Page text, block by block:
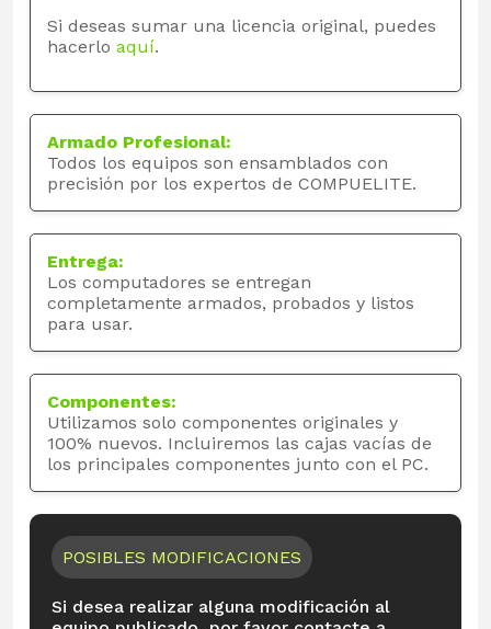
Si deseas sumar una licencia original, puedes
hacerlo aquí.
Armado Profesional:
Todos los equipos son ensamblados con
precisión por los expertos de COMPUELITE.
Entrega:
Los computadores se entregan
completamente armados, probados y listos
para usar.
Componentes:
Utilizamos solo componentes originales y
100% nuevos. Incluiremos las cajas vacías de
los principales componentes junto con el PC.
POSIBLES MODIFICACIONES
Si desea realizar alguna modificación al